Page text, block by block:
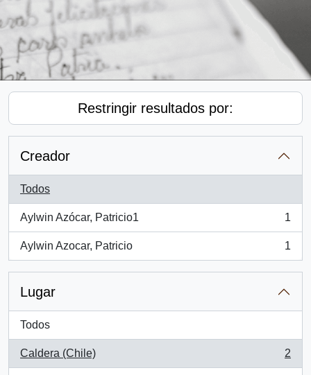
Restringir resultados por:
Creador
Todos
Aylwin Azócar, Patricio1
, 1 resultados
1
Aylwin Azocar, Patricio
, 1 resultados
1
Lugar
Todos
Caldera (Chile)
, 2 resultados
2